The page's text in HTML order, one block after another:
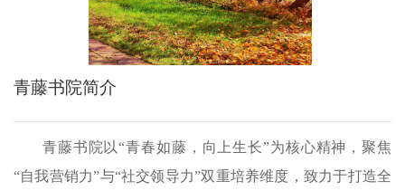
青藤书院简介
青藤书院以“青春如藤，向上生长”为核心精神，聚焦
“自我营销力”与“社交领导力”双重培养维度，致力于打造全